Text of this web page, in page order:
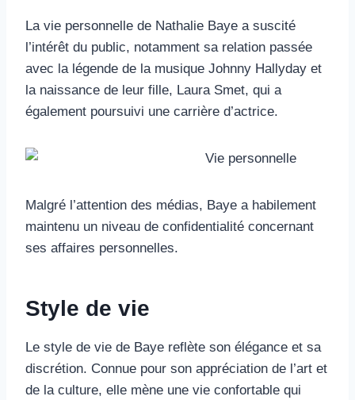
La vie personnelle de Nathalie Baye a suscité
l’intérêt du public, notamment sa relation passée
avec la légende de la musique Johnny Hallyday et
la naissance de leur fille, Laura Smet, qui a
également poursuivi une carrière d’actrice.
Malgré l’attention des médias, Baye a habilement
maintenu un niveau de confidentialité concernant
ses affaires personnelles.
Style de vie
Le style de vie de Baye reflète son élégance et sa
discrétion. Connue pour son appréciation de l’art et
de la culture, elle mène une vie confortable qui